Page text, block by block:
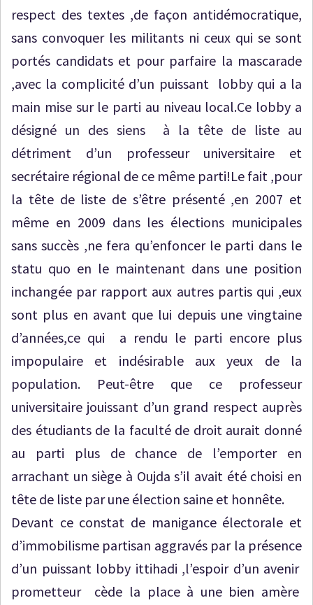
respect des textes ,de façon antidémocratique,
sans convoquer les militants ni ceux qui se sont
portés candidats et pour parfaire la mascarade
,avec la complicité d’un puissant lobby qui a la
main mise sur le parti au niveau local.Ce lobby a
désigné un des siens à la tête de liste au
détriment d’un professeur universitaire et
secrétaire régional de ce même parti!Le fait ,pour
la tête de liste de s’être présenté ,en 2007 et
même en 2009 dans les élections municipales
sans succès ,ne fera qu’enfoncer le parti dans le
statu quo en le maintenant dans une position
inchangée par rapport aux autres partis qui ,eux
sont plus en avant que lui depuis une vingtaine
d’années,ce qui a rendu le parti encore plus
impopulaire et indésirable aux yeux de la
population. Peut-être que ce professeur
universitaire jouissant d’un grand respect auprès
des étudiants de la faculté de droit aurait donné
au parti plus de chance de l’emporter en
arrachant un siège à Oujda s’il avait été choisi en
tête de liste par une élection saine et honnête.
Devant ce constat de manigance électorale et
d’immobilisme partisan aggravés par la présence
d’un puissant lobby ittihadi ,l’espoir d’un avenir
prometteur cède la place à une bien amère